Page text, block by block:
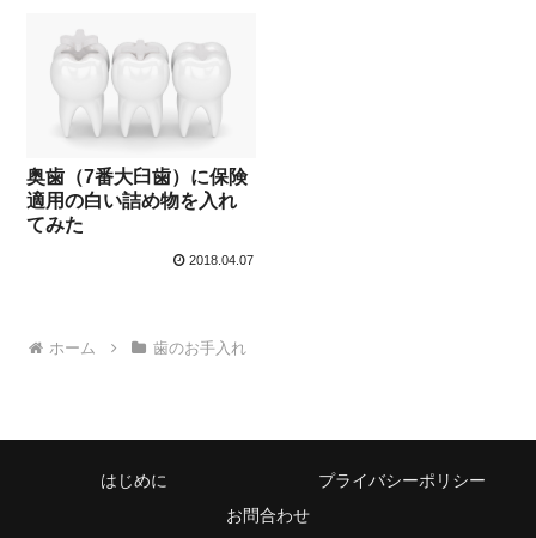
奥歯（7番大臼歯）に保険
適用の白い詰め物を入れ
てみた
2018.04.07
ホーム 歯のお手入れ
はじめに
プライバシーポリシー
お問合わせ